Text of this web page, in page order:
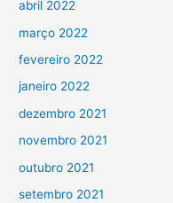
abril 2022
março 2022
fevereiro 2022
janeiro 2022
dezembro 2021
novembro 2021
outubro 2021
setembro 2021